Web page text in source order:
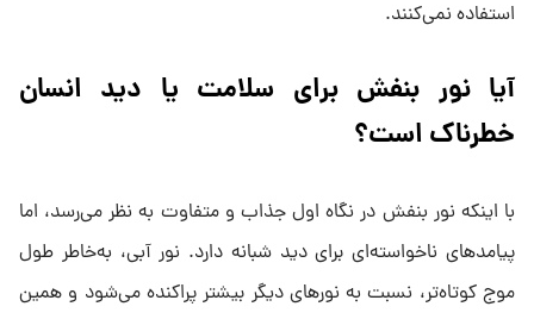
استفاده نمی‌کنند.
آیا نور بنفش برای سلامت یا دید انسان
خطرناک است؟
با اینکه نور بنفش در نگاه اول جذاب و متفاوت به نظر می‌رسد، اما
پیامدهای ناخواسته‌ای برای دید شبانه دارد. نور آبی، به‌خاطر طول
موج کوتاه‌تر، نسبت به نورهای دیگر بیشتر پراکنده می‌شود و همین